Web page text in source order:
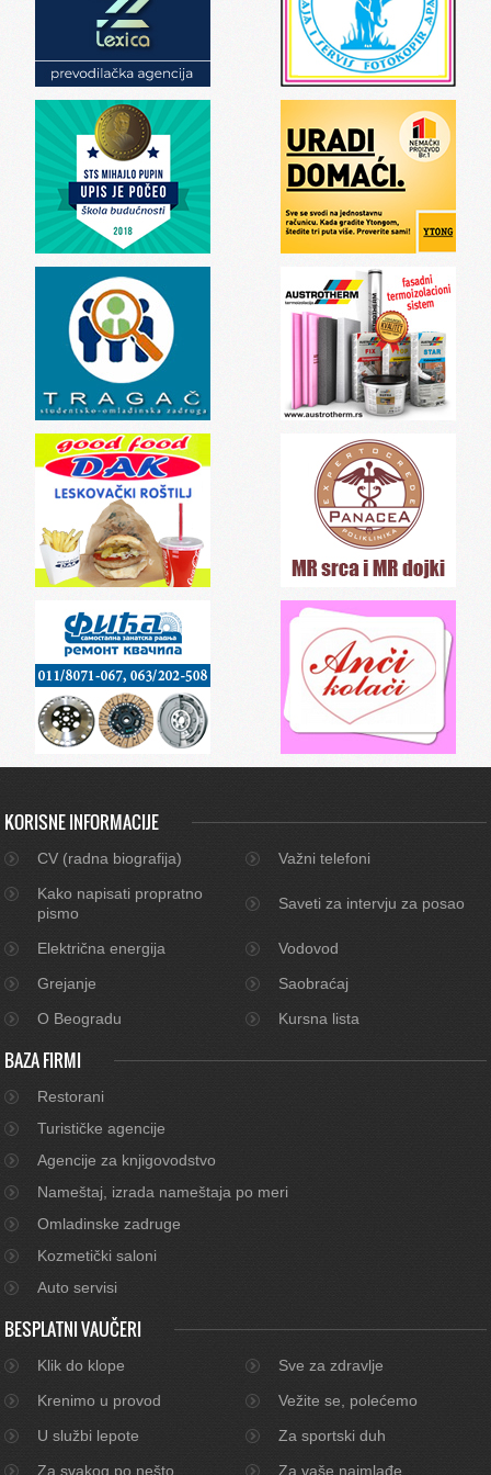
KORISNE INFORMACIJE
CV (radna biografija)
Važni telefoni
Kako napisati propratno
pismo
Saveti za intervju za posao
Električna energija
Vodovod
Grejanje
Saobraćaj
O Beogradu
Kursna lista
BAZA FIRMI
Restorani
Turističke agencije
Agencije za knjigovodstvo
Nameštaj, izrada nameštaja po meri
Omladinske zadruge
Kozmetički saloni
Auto servisi
BESPLATNI VAUČERI
Klik do klope
Sve za zdravlje
Krenimo u provod
Vežite se, polećemo
U službi lepote
Za sportski duh
Za svakog po nešto
Za vaše najmlađe